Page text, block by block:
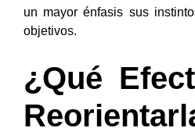
un mayor énfasis sus
objetivos.
¿Qué